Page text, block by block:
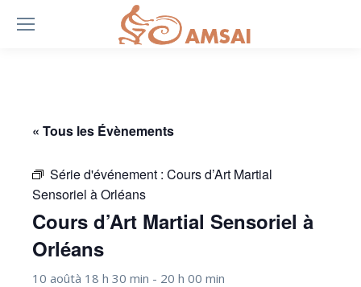
« Tous les Évènements
Série d'événement : Cours d’Art Martial
Sensoriel à Orléans
Cours d’Art Martial Sensoriel à
Orléans
10 aoûtà 18 h 30 min - 20 h 00 min